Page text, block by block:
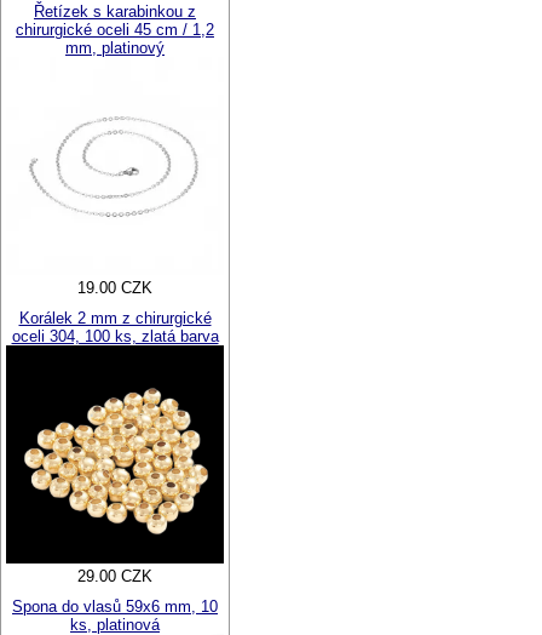
Řetízek s karabinkou z
chirurgické oceli 45 cm / 1,2
mm, platinový
19.00 CZK
Korálek 2 mm z chirurgické
oceli 304, 100 ks, zlatá barva
29.00 CZK
Spona do vlasů 59x6 mm, 10
ks, platinová